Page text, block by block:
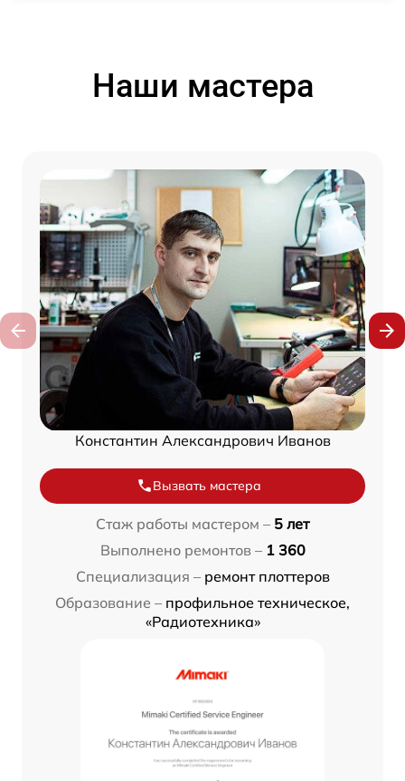
Наши мастера
Константин Александрович Иванов
Вызвать мастера
Стаж работы мастером – 5 лет
Выполнено ремонтов – 1 360
Специализация – ремонт плоттеров
Образование – профильное техническое,
«Радиотехника»